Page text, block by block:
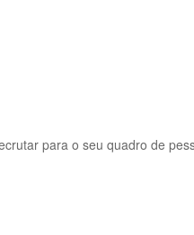
para o seu quadro de